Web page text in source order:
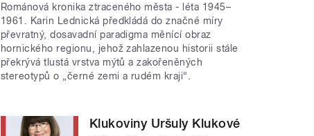
Románová kronika ztraceného města - léta 1945–
1961. Karin Lednická předkládá do značné míry
převratný, dosavadní paradigma měnící obraz
hornického regionu, jehož zahlazenou historii stále
překrývá tlustá vrstva mýtů a zakořeněných
stereotypů o „černé zemi a rudém kraji“.
Klukoviny Uršuly Klukové